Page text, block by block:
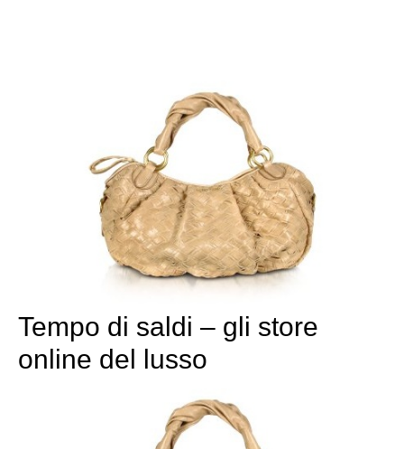
Tempo di saldi – gli store
online del lusso